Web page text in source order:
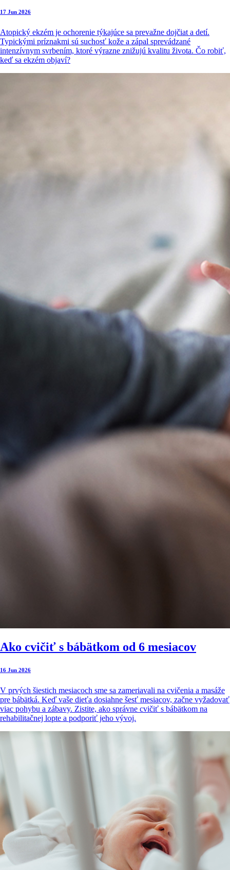
17 Jun 2026
Atopický ekzém je ochorenie týkajúce sa prevažne dojčiat a detí.
Typickými príznakmi sú suchosť kože a zápal sprevádzané
intenzívnym svrbením, ktoré výrazne znižujú kvalitu života. Čo robiť,
keď sa ekzém objaví?
Ako cvičiť s bábätkom od 6 mesiacov
16 Jun 2026
V prvých šiestich mesiacoch sme sa zameriavali na cvičenia a masáže
pre bábätká. Keď vaše dieťa dosiahne šesť mesiacov, začne vyžadovať
viac pohybu a zábavy. Zistite, ako správne cvičiť s bábätkom na
rehabilitačnej lopte a podporiť jeho vývoj.